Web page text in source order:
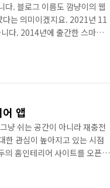
. 블로그 이름도 깜냥이의 웹
는 의미이겠지요. 2021년 11
다. 2014년에 출간한 스마트
도 마음 한켠에는 책을 쓰고 싶
대한 원고를 기고하면서 플랫
앱
냥 쉬는 공간이 아니라 재충전
한 관심이 높아지고 있는 시점
의 홈인테리어 사이트를 오픈했
모바일 앱이 7월 20일에 오픈